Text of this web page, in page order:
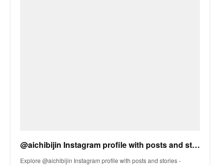
@aichibijin Instagram profile with posts and stories - Picuki.com
Explore @aichibijin Instagram profile with posts and stories -